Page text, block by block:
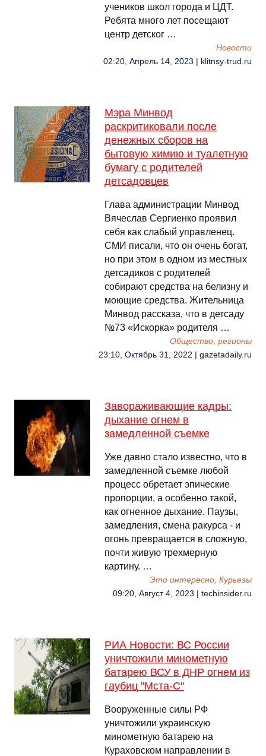
учеников школ города и ЦДТ.
Ребята много лет посещают
центр детског …
Новости
02:20, Апрель 14, 2023 | klitnsy-trud.ru
Мэра Минвод
раскритиковали после
денежных сборов на
бытовую химию и туалетную
бумагу с родителей
детсадовцев
Глава администрации Минвод
Вячеслав Сергиенко проявил
себя как слабый управленец.
СМИ писали, что он очень богат,
но при этом в одном из местных
детсадиков с родителей
собирают средства на белизну и
моющие средства. Жительница
Минвод рассказа, что в детсаду
№73 «Искорка» родителя …
Общество, регионы
23:10, Октябрь 31, 2022 | gazetadaily.ru
Завораживающие кадры:
дыхание огнем в
замедленной съемке
Уже давно стало известно, что в
замедленной съемке любой
процесс обретает эпические
пропорции, а особенно такой,
как огненное дыхание. Паузы,
замедления, смена ракурса - и
огонь превращается в сложную,
почти живую трехмерную
картину. …
Это интересно, Курьезы
09:20, Август 4, 2023 | techinsider.ru
РИА Новости: ВС России
уничтожили минометную
батарею ВСУ в ДНР огнем из
гаубиц "Мста-С"
Вооруженные силы РФ
уничтожили украинскую
минометную батарею на
Кураховском направлении в